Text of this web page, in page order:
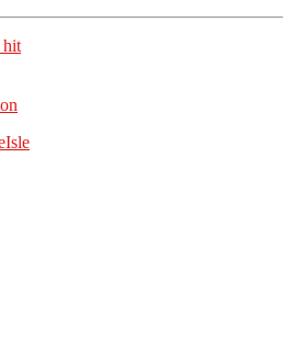
hit